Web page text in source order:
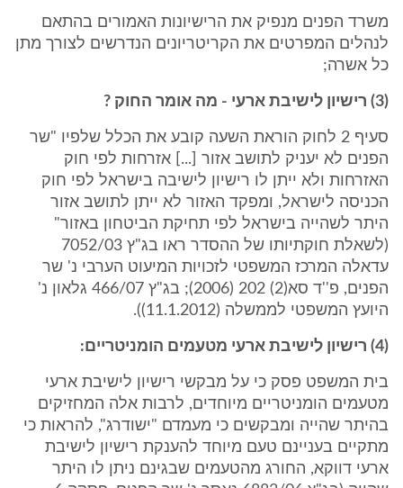
משרד הפנים מנפיק את הרישיונות האמורים בהתאם
לנהלים המפרטים את הקריטריונים הנדרשים לצורך מתן
כל אשרה;
(3) רישיון לישיבת ארעי - מה אומר החוק ?
סעיף 2 לחוק הוראת השעה קובע את הכלל שלפיו "שר
הפנים לא יעניק לתושב אזור [...] אזרחות לפי חוק
האזרחות ולא ייתן לו רישיון לישיבה בישראל לפי חוק
הכניסה לישראל, ומפקד האזור לא ייתן לתושב אזור
היתר לשהייה בישראל לפי תחיקת הביטחון באזור"
(לשאלת חוקתיותו של ההסדר ראו בג"ץ 7052/03
עדאלה המרכז המשפטי לזכויות המיעוט הערבי נ' שר
הפנים, פ''ד סא(2) 202 (2006); בג"ץ 466/07 גלאון נ'
היועץ המשפטי לממשלה (11.1.2012)).
(4) רישיון לישיבת ארעי מטעמים הומניטריים:
בית המשפט פסק כי על מבקשי רישיון לישיבת ארעי
מטעמים הומניטריים מיוחדים, לרבות אלה המחזיקים
בהיתר שהייה ומבקשים כי מעמדם "ישודרג", להראות כי
מתקיים בעניינם טעם מיוחד להענקת רישיון לישיבת
ארעי דווקא, החורג מהטעמים שבגינם ניתן לו היתר